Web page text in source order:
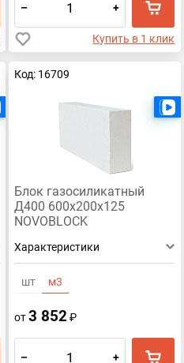
– +
Купить в 1 клик
Код: 16709
Блок газосиликатный
Д400 600х200х125
NOVOBLOCK
Характеристики
шт м3
от3 852₽
– +